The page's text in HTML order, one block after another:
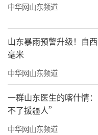
中华网山东频道
山东暴雨预警升级！自
毫米
中华网山东频道
一群山东医生的喀什情
不了援疆人”
中华网山东频道